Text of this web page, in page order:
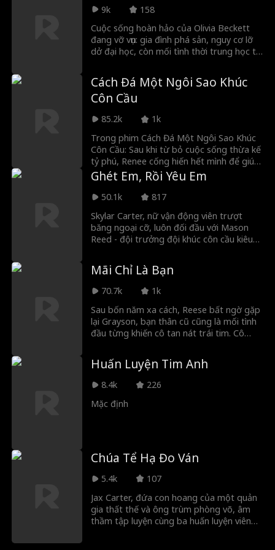
nhầm cho ai không gửi, cô lại gửi thẳng
luôn thích kiếm chuyện với cô. Bí mật bị
phơi bày trước kẻ đáng ghét nhất, cuộc
sống của Evelyn rồi sẽ đảo lộn ra sao?
9k
158
Cuộc sống hoàn hảo của Olivia Beckett
đang vỡ vụn: gia đình phá sản, nguy cơ lỡ
dở đại học, còn mối tình thời trung học thì
McDaniels xuất hiện, một võ sĩ đang lên
làm việc ca đêm tại quán bar để trốn
tránh quá khứ. Khi anh cứu Olivia khỏi gã
nở. Nhưng lúc nguy hiểm bủa vây, Bash
phải chọn giữa ước mơ của mình và việc
cứu lấy cô gái có thể khiến anh gục ngã.
Cách Đá Một Ngôi Sao Khúc
Côn Cầu
85.2k
1k
Trong phim Cách Đá Một Ngôi Sao Khúc
Côn Cầu: Sau khi từ bỏ cuộc sống thừa kế
tỷ phú, Renee cống hiến hết mình để giúp
chồng hồi phục từ trạng thái thực vật và
theo đuổi giấc mơ NHL. Tuy nhiên, sau khi
chịu đựng một vụ sẩy thai đau đớn, cô phải
ông mà cô đã hy sinh tất cả có thể đã
chọn người khác.
Ghét Em, Rồi Yêu Em
50.1k
817
Skylar Carter, nữ vận động viên trượt
băng ngoại cỡ, luôn đối đầu với Mason
Reed - đội trưởng đội khúc côn cầu kiêu
thương, Skylar phải làm trợ lý của anh để
giữ lấy tương lai thể thao của mình. Từ
oan gia thành người thương, cả hai lại rơi
vào nghịch cảnh khi chỉ một đội tuyển
được phép tồn tại. Liệu họ sẽ chọn tình
yêu… hay đánh đổi tất cả để theo đuổi
giấc mơ?
Mãi Chỉ Là Bạn
70.7k
1k
Sau bốn năm xa cách, Reese bất ngờ gặp
lại Grayson, bạn thân cũ cũng là mối tình
đầu từng khiến cô tan nát trái tim. Cô
đám cưới em gái anh. Nhưng khi những
cảm xúc cũ dần trỗi dậy, Reese buộc phải
lựa chọn: liệu cô có dám đánh cược thêm
lần nữa để tìm kiếm tình yêu thật sự, hay
sẽ lại đi vào vết xe đổ năm xưa.
Huấn Luyện Tim Anh
8.4k
226
Mặc định
Chúa Tể Hạ Đo Ván
5.4k
107
Jax Carter, đứa con hoang của một quản
gia thất thế và ông trùm phòng võ, âm
thầm tập luyện cùng ba huấn luyện viên